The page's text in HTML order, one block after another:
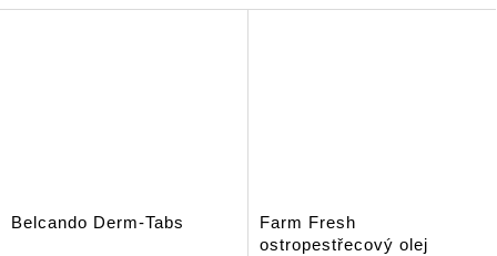
Belcando Derm-Tabs
Farm Fresh
ostropestřecový olej